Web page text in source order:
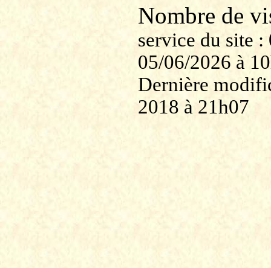
Nombre de
service du site
05/06/2026 à
Dernière
2018 à 21h07